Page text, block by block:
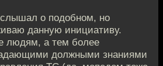
о подобном, но
данную инициативу.
людям, а тем более
должными знаниями